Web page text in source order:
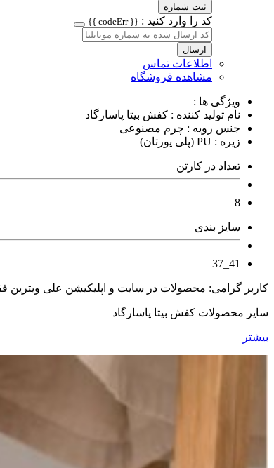
ثبت شماره
کد را وارد کنید : {{ codeErr }}
ارسال
اطلاعات تماس
مشاهده فروشگاه
ویژگی ها :
نام تولید کننده : کفش بیتا پاسارگاد
جنس رویه : چرم مصنوعی
زیره : PU (پلی یورتان)
تعداد در کارتن
8
سایز بندی
41_37
کاربر گرامی: محصولات در سایت و اپلیکیشن علی
سایر محصولات کفش بیتا پاسارگاد
بیشتر